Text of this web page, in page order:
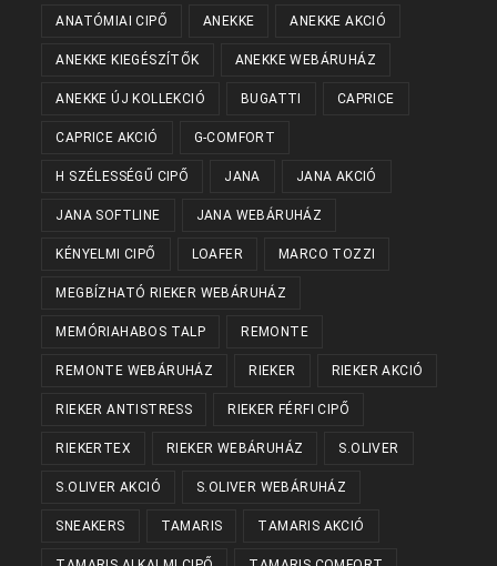
ANATÓMIAI CIPŐ ANEKKE ANEKKE AKCIÓ
ANEKKE KIEGÉSZÍTŐK ANEKKE WEBÁRUHÁZ
ANEKKE ÚJ KOLLEKCIÓ BUGATTI CAPRICE
CAPRICE AKCIÓ G-COMFORT
H SZÉLESSÉGŰ CIPŐ JANA JANA AKCIÓ
JANA SOFTLINE JANA WEBÁRUHÁZ
KÉNYELMI CIPŐ LOAFER MARCO TOZZI
MEGBÍZHATÓ RIEKER WEBÁRUHÁZ
MEMÓRIAHABOS TALP REMONTE
REMONTE WEBÁRUHÁZ RIEKER RIEKER AKCIÓ
RIEKER ANTISTRESS RIEKER FÉRFI CIPŐ
RIEKERTEX RIEKER WEBÁRUHÁZ S.OLIVER
S.OLIVER AKCIÓ S.OLIVER WEBÁRUHÁZ
SNEAKERS TAMARIS TAMARIS AKCIÓ